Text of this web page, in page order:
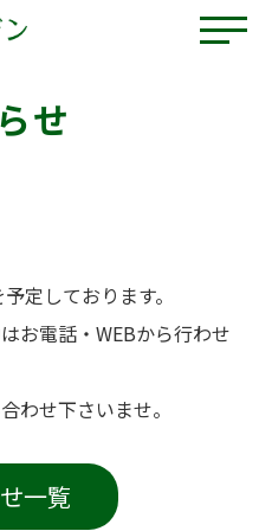
せ
定しております。
お電話・WEBから行わせ
わせ下さいませ。
一覧